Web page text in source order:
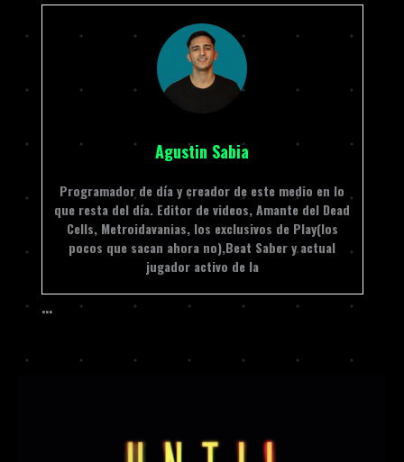
Agustin Sabia
Programador de día y creador de este medio en lo
que resta del día. Editor de videos, Amante del Dead
Cells, Metroidavanias, los exclusivos de Play(los
pocos que sacan ahora no),Beat Saber y actual
jugador activo de la
…